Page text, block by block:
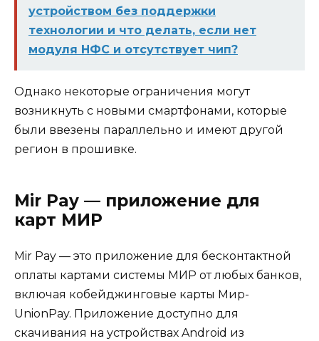
устройством без поддержки
технологии и что делать, если нет
модуля НФС и отсутствует чип?
Однако некоторые ограничения могут
возникнуть с новыми смартфонами, которые
были ввезены параллельно и имеют другой
регион в прошивке.
Mir Pay — приложение для
карт МИР
Mir Pay — это приложение для бесконтактной
оплаты картами системы МИР от любых банков,
включая кобейджинговые карты Мир-
UnionPay. Приложение доступно для
скачивания на устройствах Android из